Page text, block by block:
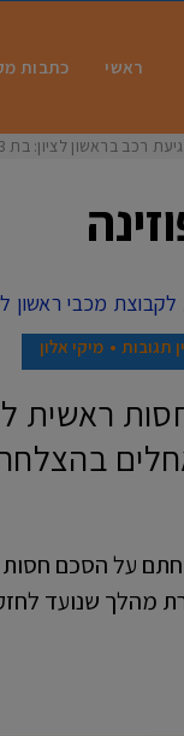
ראשי כתבות
רכב בראשון לציון: בת 33 נפצעה באורח בינוני ברחוב ירושלי
תגובות מיקי אלון
ראשית
חתם על הסכם
מהלך שנועד